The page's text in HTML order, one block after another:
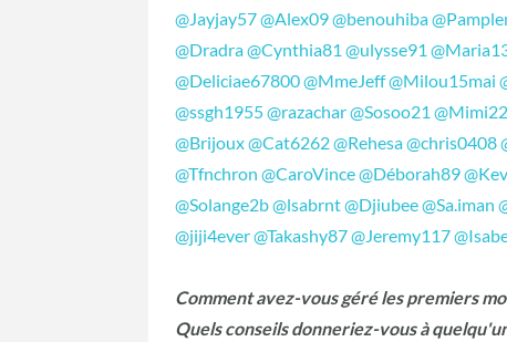
@Jayjay57@Alex09@benouhiba
@Dradra@Cynthia81 @ulysse91
@Deliciae67800@MmeJeff@Milou15mai
@ssgh1955@razachar@Sosoo21
@Brijoux@Cat6262@Rehesa@chris0408
@Tfnchron @CaroVince@Déborah89
@Solange2b@lsabrnt@Djiubee@Sa.iman
@jiji4ever@Takashy87@Jeremy117
Comment avez-vous géré les premiers
Quels conseils donneriez-vous à